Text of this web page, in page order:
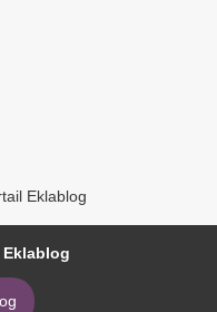
Eklablog